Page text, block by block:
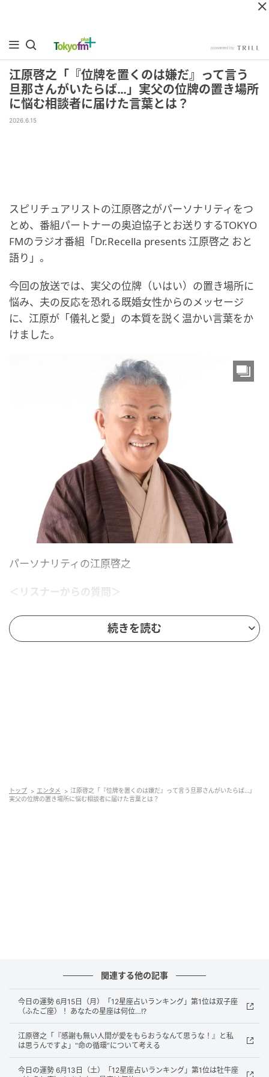
江原啓之「『位牌を置くのは嫌だ』って言う
旦那さんがいたらば…」実父の位牌の置き場所
に悩む相談者に届けた言葉とは？
2026.6.15
スピリチュアリストの江原啓之がパーソナリティをつ
とめ、番組パートナーの奥迫協子とお送りするTOKYO
FMのラジオ番組「Dr.Recella presents 江原啓之 おと
語り」。
今回の放送では、実父の位牌（いはい）の置き場所に
悩み、夫の反応を恐れる既婚女性からのメッセージ
に、江原が「儀礼と愛」の本質を説く温かい言葉をか
けました。
パーソナリティの江原啓之
＜リスナーからの質問＞
江原さんに、お聞きしたいことがあります。私の父の
位牌についてです。
（結婚して夫と暮らしている）私の家には仏壇がまだ
ないのですが、苗字が違う親の位牌を置いていいの
た」と自身の経験を明かすと、江原は深くうなずきな
がら、現代における供養のあり方について持論を展開
しました。
江原：そうですね。「自分の家が女の子しかいなく
て、位牌をどうしたら良いか？」なんて心配もあった
りしますけども、そんなのどうでも良いんですよ。置
続きを読む
トップ エンタメ
江原啓之「『位牌を置くのは嫌だ』って言う旦那さんがいたらば…」
実父の位牌の置き場所に悩む相談者に届けた言葉とは？
関連する他の記事
今日の運勢 6月15日（月）「12星座占いランキング」第1位は双子座
（ふたご座）！ あなたの星座は何位…!?
江原啓之「『感謝も無い人間が愛をもらおうなんて思うな！』と私
は思うんですよ」“命の循環”について考える
今日の運勢 6月13日（土）「12星座占いランキング」第1位は牡牛座